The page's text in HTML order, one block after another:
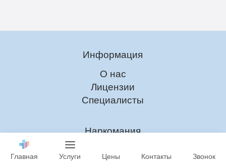
Информация
О нас
Лицензии
Специалисты
Наркомания
Лечение Наркомании
Снятие ломки
Главная Услуги Цены Контакты Звонок